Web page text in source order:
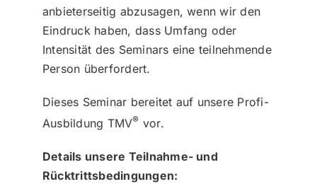
anbieterseitig abzusagen, wenn wir den
Eindruck haben, dass Umfang oder
Intensität des Seminars eine teilnehmende
Person überfordert.
Dieses Seminar bereitet auf unsere Profi-
Ausbildung TMV® vor.
Details unsere Teilnahme- und
Rücktrittsbedingungen: